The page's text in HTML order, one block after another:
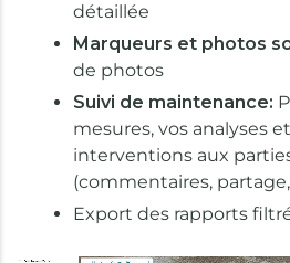
détaillée
Marqueurs et photos
de photos
Suivi de maintenance:
mesures, vos analyses
interventions aux
(commentaires,
Export des rapports